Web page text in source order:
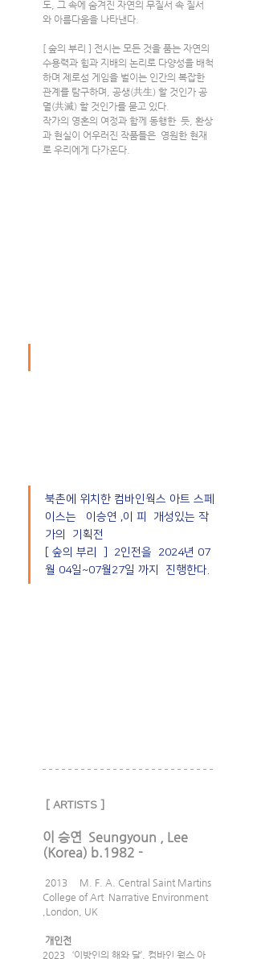
도, 그 속에 숨겨진 자연의 무질서 속 질서
와 아름다움을 나타낸다.
[ 숲의 부리 ] 전시는 모든 것을 품는 자연의
수용력과 힘과 지배의 논리로 다양성을 배척
하며 제로섬 게임을 벌이는 인간의 복잡한
관계를 탐구하며, 공생(共生) 할 것인가 공
멸(共滅) 할 것인가를 묻고 있다.
작가의 영혼의 여정과 함께 동행한  듯, 환상
과 현실이 어우러진 작품들은  영원한 현재
로 우리에게 다가온다.
북촌에 위치한 컴바인웍스 아트 스페
이스는   이승연 ,이 피  개성있는 작
가의  기획전
[ 숲의 부리  ]  2인전을  2024년 07
월 04일~07월27일 까지  진행한다.
[ ARTISTS ]
이 승연  Seungyoun , Lee
(Korea) b.1982 -
College of Art  Narrative Environment
,London, UK
개인전
2023   ‘이방인의 해와 달’, 컴바인 웍스 아